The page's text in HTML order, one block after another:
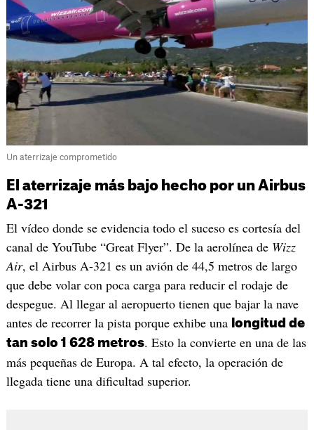
Un aterrizaje comprometido
El aterrizaje más bajo hecho por un Airbus
A-321
El vídeo donde se evidencia todo el suceso es cortesía del
canal de YouTube “Great Flyer”. De la aerolínea de Wizz
Air, el Airbus A-321 es un avión de 44,5 metros de largo
que debe volar con poca carga para reducir el rodaje de
despegue. Al llegar al aeropuerto tienen que bajar la nave
antes de recorrer la pista porque exhibe una longitud de
tan solo 1 628 metros. Esto la convierte en una de las
más pequeñas de Europa. A tal efecto, la operación de
llegada tiene una dificultad superior.